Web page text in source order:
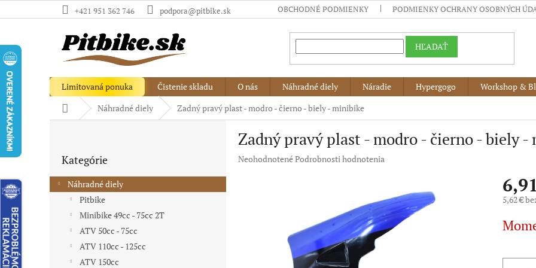
na
+421 951 362 746 podpora@pitbike.sk OBCHODNÉ PODMIENKY PODMIENKY OCHRANY OSOBNÝCH
HĽADAŤ
Limitovaná ponuka Čistenie skladu O nás Náhradné diely Náradie Hypergogo Workshop &
DomovNáhradné diely Zadný pravý plast - modro - čierno - biely - minibike
ý
p
kategórie
Kategórie
Náhradné diely
Pitbike
Minibike 49cc - 75cc 2T
ATV 50cc - 75cc
ATV 110cc - 125cc
ATV 150cc
Zadný pravý plast - modro - čierno - biely -
Priemerné
NeohodnotenéPodrobnosti hodnotenia
5,62 €
cena: